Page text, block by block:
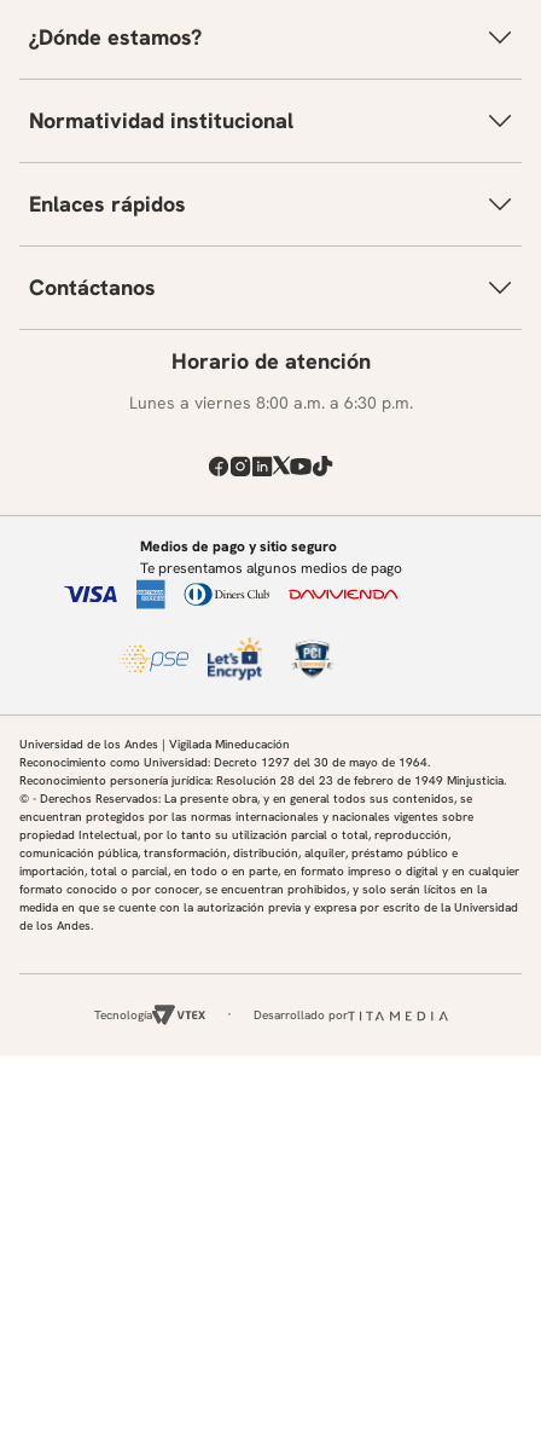
¿Dónde estamos?
Normatividad institucional
Enlaces rápidos
Contáctanos
Horario de atención
Lunes a viernes 8:00 a.m. a 6:30 p.m.
Medios de pago y sitio seguro
Te presentamos algunos medios de pago
Universidad de los Andes | Vigilada Mineducación
Reconocimiento como Universidad: Decreto 1297 del 30 de mayo de 1964.
Reconocimiento personería jurídica: Resolución 28 del 23 de febrero de 1949 Minjusticia.
© - Derechos Reservados: La presente obra, y en general todos sus contenidos, se
encuentran protegidos por las normas internacionales y nacionales vigentes sobre
propiedad Intelectual, por lo tanto su utilización parcial o total, reproducción,
comunicación pública, transformación, distribución, alquiler, préstamo público e
importación, total o parcial, en todo o en parte, en formato impreso o digital y en cualquier
formato conocido o por conocer, se encuentran prohibidos, y solo serán lícitos en la
medida en que se cuente con la autorización previa y expresa por escrito de la Universidad
de los Andes.
Tecnología Desarrollado por